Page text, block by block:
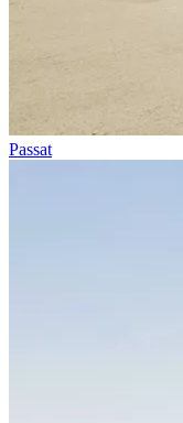
Passat